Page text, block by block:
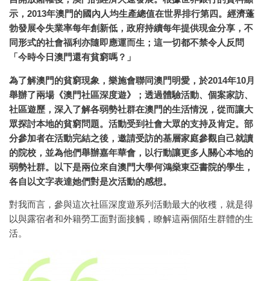
示， 2013年澳門的國內人均生產總值在世界排行第四。經濟蓬
勃發展令失業率每年創新低，政府持續每年提供現金分享，不
同形式的社會福利亦隨即應運而生；這一切都不禁令人反問
「今時今日澳門還有貧窮嗎？」
為了解澳門的貧窮現象，樂施會聯同澳門明愛，於2014年10月
舉辦了兩場《澳門社區深度遊》；透過體驗活動、個案家訪、
社區遊歷，深入了解各弱勢社群在澳門的生活情況，從而讓大
眾探討本地的貧窮問題。活動受到社會大眾的支持及肯定。部
分參加者在活動完結之後，邀請受訪的基層家庭參觀自己就讀
的院校，並為他們舉辦嘉年華會，以行動讓更多人關心本地的
弱勢社群。以下是兩位來自澳門大學何鴻燊東亞書院的學生，
各自以文字表達她們對是次活動的感想。
對我而言，參與這次社區深度遊系列活動最大的收穫，就是得
以與露宿者和外籍勞工面對面接觸，瞭解這兩個陌生群體的生
活。